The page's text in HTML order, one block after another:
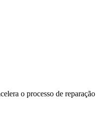
o processo de reparação